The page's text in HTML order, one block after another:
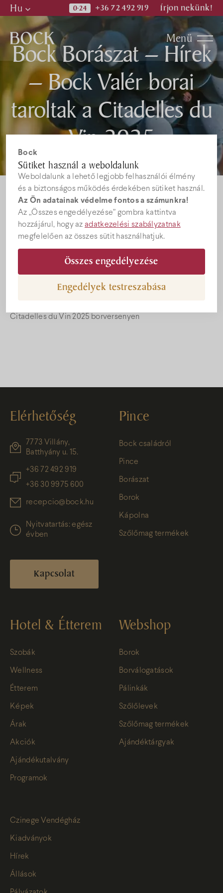
Bock
Sütiket használ a weboldalunk
Weboldalunk a lehető legjobb felhasználói élmény
és a biztonságos működés érdekében sütiket használ.
Az Ön adatainak védelme fontos a számunkra!
Az „Összes engedélyezése” gombra kattintva
hozzájárul, hogy azadatkezelési szabályzatnak
megfelelően az összes sütit használhatjuk.
Összes engedélyezése
Engedélyek testreszabása
En
Hu +36 72 492 919 Írjon nekünk!
Menü
Bock Borászat – Hírek
– Bock Valér borai
taroltak a Citadelles du
Vin 2025
borversenyen
Citadelles du Vin 2025 borversenyen
Elérhetőség
7773 Villány,
Batthyány u. 15.
+36 72 492 919
+36 30 9975 600
recepcio@bock.hu
Nyitvatartás: egész
évben
Kapcsolat
Pince
Bock családról
Pince
Borászat
Borok
Kápolna
Szőlőmag termékek
Hotel & Étterem
Szobák
Wellness
Étterem
Képek
Árak
Akciók
Ajándékutalvány
Programok
Webshop
Borok
Borválogatások
Pálinkák
Szőlőlevek
Szőlőmag termékek
Ajándéktárgyak
Czinege Vendégház
Kiadványok
Hírek
Állások
Programok
Kiadványok
Hírek
Állásajánlatok